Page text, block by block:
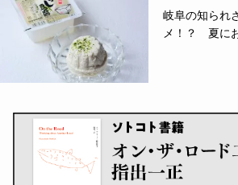
岐阜の知られ
メ！？ 夏に